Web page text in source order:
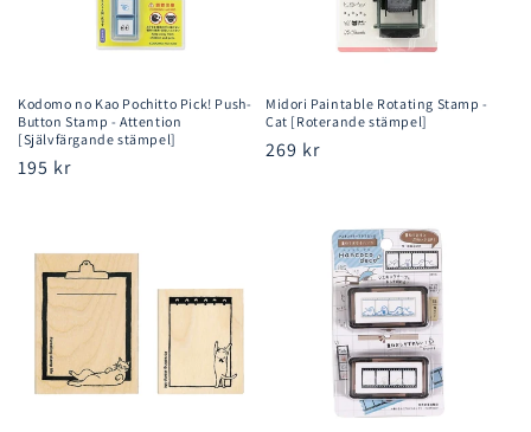
Kodomo no Kao Pochitto Pick! Push-
Button Stamp - Attention
[Självfärgande stämpel]
Ordinarie
195 kr
Midori Paintable Rotating Stamp -
Cat [Roterande stämpel]
Ordinarie
269 kr